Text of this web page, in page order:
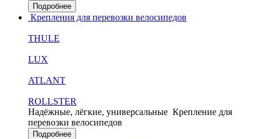
Подробнее
Крепления для перевозки велосипедов
THULE
LUX
ATLANT
ROLLSTER
Надёжные, лёгкие, универсальные Крепление для
перевозки велосипедов
Подробнее